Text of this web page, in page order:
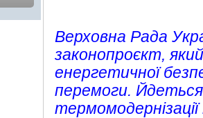
Верховна Рада
законопроєкт,
енергетичної
перемоги.